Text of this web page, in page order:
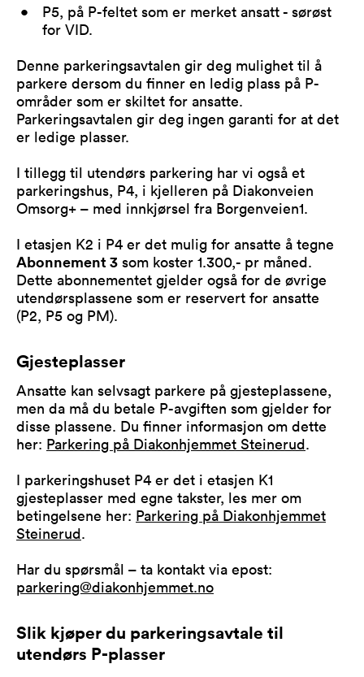
P5, på P-feltet som er merket ansatt - sørøst
for VID.
Denne parkeringsavtalen gir deg mulighet til å
parkere dersom du finner en ledig plass på P-
områder som er skiltet for ansatte.
Parkeringsavtalen gir deg ingen garanti for at det
er ledige plasser.
I tillegg til utendørs parkering har vi også et
parkeringshus, P4, i kjelleren på Diakonveien
Omsorg+ – med innkjørsel fra Borgenveien1.
I etasjen K2 i P4 er det mulig for ansatte å tegne
Abonnement 3 som koster 1.300,- pr måned.
Dette abonnementet gjelder også for de øvrige
utendørsplassene som er reservert for ansatte
(P2, P5 og PM).
Gjesteplasser
Ansatte kan selvsagt parkere på gjesteplassene,
men da må du betale P-avgiften som gjelder for
disse plassene. Du finner informasjon om dette
her: Parkering på Diakonhjemmet Steinerud.
I parkeringshuset P4 er det i etasjen K1
gjesteplasser med egne takster, les mer om
betingelsene her: Parkering på Diakonhjemmet
Steinerud.
Har du spørsmål – ta kontakt via epost:
parkering@diakonhjemmet.no
Slik kjøper du parkeringsavtale til
utendørs P-plasser